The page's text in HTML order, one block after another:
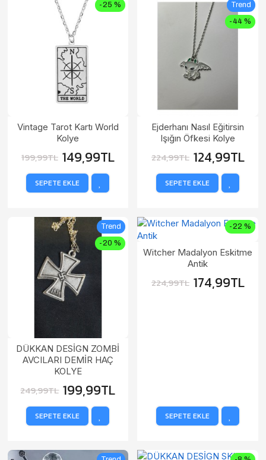
-25 %
Vintage Tarot Kartı World
Kolye
149,99TL
199,99TL
SEPETE EKLE
Trend
-44 %
Ejderhanı Nasıl Eğitirsin
Işığın Öfkesi Kolye
124,99TL
224,99TL
SEPETE EKLE
Trend
-20 %
DÜKKAN DESİGN ZOMBİ
AVCILARI DEMİR HAÇ
KOLYE
199,99TL
249,99TL
SEPETE EKLE
-22 %
Witcher Madalyon Eskitme
Antik
174,99TL
224,99TL
SEPETE EKLE